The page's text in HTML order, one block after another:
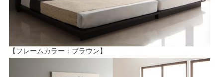
【フレームカラー：ブラウン】